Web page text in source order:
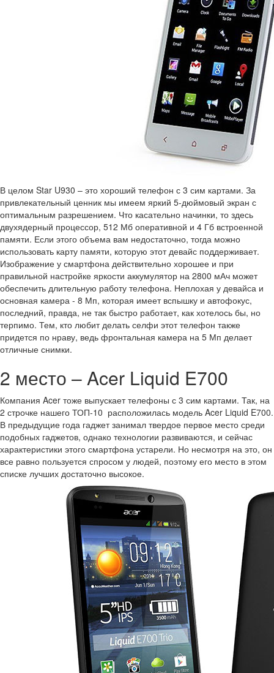
В целом Star U930 – это хороший телефон с 3 сим картами. За
привлекательный ценник мы имеем яркий 5-дюймовый экран с
оптимальным разрешением. Что касательно начинки, то здесь
двухядерный процессор, 512 Мб оперативной и 4 Гб встроенной
памяти. Если этого объема вам недостаточно, тогда можно
использовать карту памяти, которую этот девайс поддерживает.
Изображение у смартфона действительно хорошее и при
правильной настройке яркости аккумулятор на 2800 мАч может
обеспечить длительную работу телефона. Неплохая у девайса и
основная камера - 8 Мп, которая имеет вспышку и автофокус,
последний, правда, не так быстро работает, как хотелось бы, но
терпимо. Тем, кто любит делать селфи этот телефон также
придется по нраву, ведь фронтальная камера на 5 Мп делает
отличные снимки.
2 место – Acer Liquid E700
Компания Acer тоже выпускает телефоны с 3 сим картами. Так, на
2 строчке нашего ТОП-10 расположилась модель Acer Liquid E700.
В предыдущие года гаджет занимал твердое первое место среди
подобных гаджетов, однако технологии развиваются, и сейчас
характеристики этого смартфона устарели. Но несмотря на это, он
все равно пользуется спросом у людей, поэтому его место в этом
списке лучших достаточно высокое.